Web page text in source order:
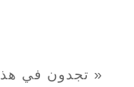
« تجدون في